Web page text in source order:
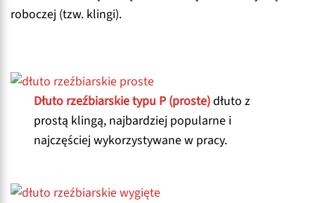
roboczej (tzw. klingi).
Dłuto rzeźbiarskie typu P (proste)dłuto z
prostą klingą, najbardziej popularne i
najczęściej wykorzystywane w pracy.